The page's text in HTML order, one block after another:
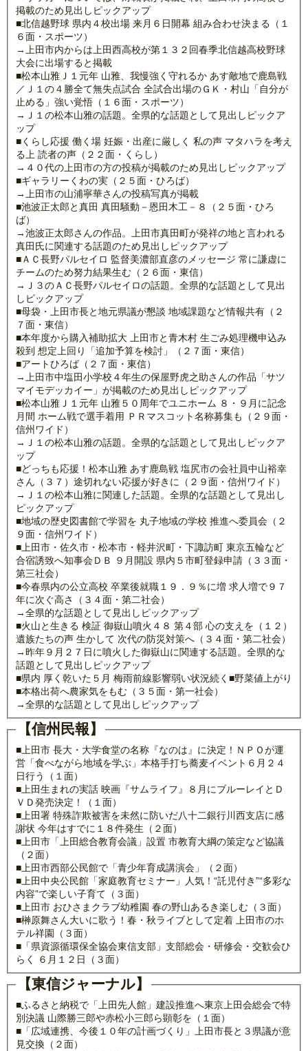
掲載のため見出しピックアップ
■北信越野球 県内４校出場 来月６日開幕 組み合わせ決まる（１
６面・スポーツ）
→上田市内からは上田西高校が第１３２回春季北信越高校野球
大会に出場すると掲載
■松本山雅Ｊ１元年 山雅、我慢強く守れるか あす敵地で鹿島戦
／Ｊ１の４勝全て無失点試合 全試合出場のＧＫ・村山「自分が
止める」強い覚悟（１６面・スポーツ）
→Ｊ１の松本山雅の話題。全県的な話題として見出しピックア
ップ
■くらし応援 働く場 妊娠・出産に厳しく 私の声 マタハラを考え
る上 読者の声（２２面・くらし）
→４０代の上田市の方の投稿が掲載のため見出しピックアップ
■ギャラリーくわの実（２５面・ひろば）
→上田市の山浦寧華さんの投稿写真が掲載
■池波正太郎と真田 真田騒動－恩田木工－８（２５面・ひろ
ば）
→池波正太郎さんの作品。上田市真田町が発祥の地と言われる
真田氏に関連する話題のため見出しピックアップ
■ＡＣ長野パルセイロ 監督美濃部直彦のメッセージ 常に謙虚に
チームのため努力結果生む（２６面・東信）
→Ｊ３のＡＣ長野パルセイロの話題。全県的な話題として見出
しピックアップ
■母袋・上田市長と地元県議が懇談 地域課題など情報共有（２
７面・東信）
■本年度から購入補助拡大 上田市と青木村 生ごみ処理機申込み
殺到 想定上回り「追加予算を検討」（２７面・東信）
■アートひろば（２７面・東信）
→上田市中塩田小学校４年生の保屋野虎之助さんの作品「サツ
マイモデッカイー」が掲載のため見出しピックアップ
■松本山雅Ｊ１元年 山雅５０周年でユニホーム ８・９月に記念
月間 ホーム戦で選手着用 ＰＲマスコット名称募集も（２９面・
信州ワイド）
→Ｊ１の松本山雅の話題。全県的な話題として見出しピックア
ップ
■どっちも応援！松本山雅 あす鹿島戦 塩尻市の会社員中山裕幸
さん（３７）途切れない応援が好きに（２９面・信州ワイド）
→Ｊ１の松本山雅に関連した話題。全県的な話題として見出し
ピックアップ
■地域の歴史図書館で学習を 丸子地域の学校 推進へ委員会（２
９面・信州ワイド）
■上田市・佐久市・松本市・軽井沢町・下諏訪町 東京五輪など
合宿誘致へ知事会ＤＢ ９月開設 県内５市町登録申請（３３面・
第三社会）
■今春県内の公立高校 卒業後就職１９．９％に増 求人増で９７
年に次ぐ高さ（３４面・第二社会）
→全県的な話題として見出しピックアップ
■火山と生きる 検証 御嶽山噴火４８ 第４部 心の支えを（１２）
遺族たちの声 生かして 次代の防災対策へ（３４面・第二社会）
→昨年９月２７日に噴火した御嶽山に関連する話題。全県的な
話題として見出しピックアップ
■県内 厚く乾いた５月 梅雨前線影響弱い状況続く■野菜値上がり
■本格出荷へ農家気をもむ（３５面・第一社会）
→全県的な話題として見出しピックアップ
【信州民報】
■上田市 長大・大学食堂の名称『なのは』に決定！ＮＰＯが運
営「食べながら地域を学ぶ」本格手打ち蕎麦イベント６月２４
日行う（１面）
■上田生まれの実話 映画『サムライフ』８月にブルーレイとＤ
ＶＤ発売決定！（１面）
■上田署 特殊詐欺被害を未然に防いだ八十二銀行川西支店に感
謝状 今年はすでに１８件発生（２面）
■上田市「上田総合教育会議」設置 市教育大綱の策定など協議
（２面）
■上田市西部公民館で「青少年育成講演会」（２面）
■上田中央公民館「家庭教育セミナー」人気！“託児付き”“多彩な
内容”で楽しい子育て（３面）
■上田市 おひさまクラブ幼稚園 春の野山あるき楽しむ（３面）
■榊原舞さん大いに歌う！春・秋ライブとして定着 上田市のホ
テル祥園（３面）
■「県資源循環保全協会東信支部」支部総会・研修会・交歓会ひ
らく ６月１２日（３面）
【東信ジャーナル】
■ふるさと納税で「上田先人館」建設推進へ東京上田会総会で特
別決議 山際勝三郎や赤松小三郎ら顕彰を（１面）
■「広域連携、今後１０年の計画づくり」上田市長と３県議が意
見交換（２面）